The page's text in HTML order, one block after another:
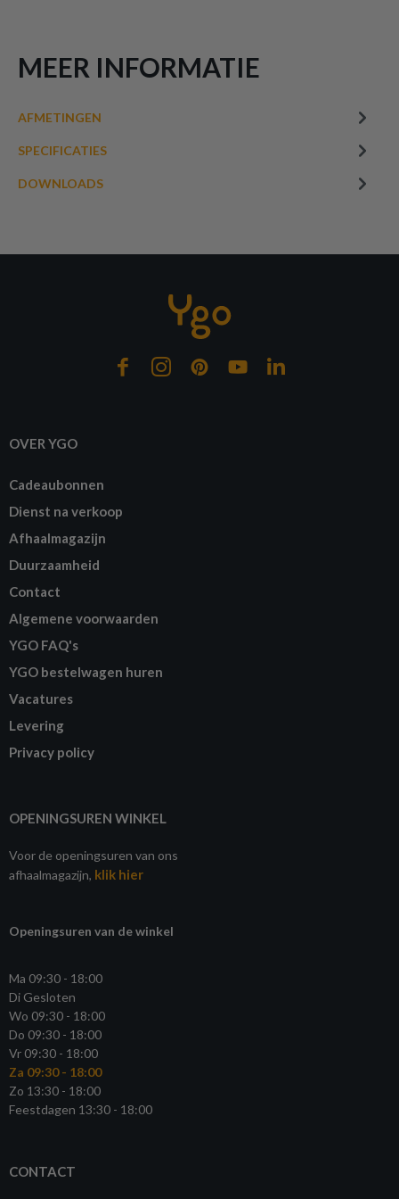
MEER INFORMATIE
AFMETINGEN
SPECIFICATIES
DOWNLOADS
OVER YGO
Cadeaubonnen
Dienst na verkoop
Afhaalmagazijn
Duurzaamheid
Contact
Algemene voorwaarden
YGO FAQ's
YGO bestelwagen huren
Vacatures
Levering
Privacy policy
OPENINGSUREN WINKEL
Voor de openingsuren van ons
afhaalmagazijn, klik hier
Openingsuren van de winkel
Ma 09:30 - 18:00
Di Gesloten
Wo 09:30 - 18:00
Do 09:30 - 18:00
Vr 09:30 - 18:00
Za 09:30 - 18:00
Zo 13:30 - 18:00
Feestdagen 13:30 - 18:00
CONTACT